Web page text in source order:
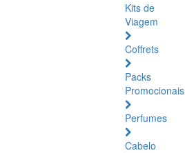
Kits de
Viagem
Coffrets
Packs
Promocionais
Perfumes
Cabelo